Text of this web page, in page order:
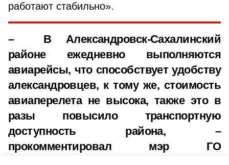
работают стабильно».
– В Александровск-Сахалинский
районе ежедневно выполняются
авиарейсы, что способствует удобству
александровцев, к тому же, стоимость
авиаперелета не высока, также это в
разы повысило транспортную
доступность района, –
прокомментировал мэр ГО